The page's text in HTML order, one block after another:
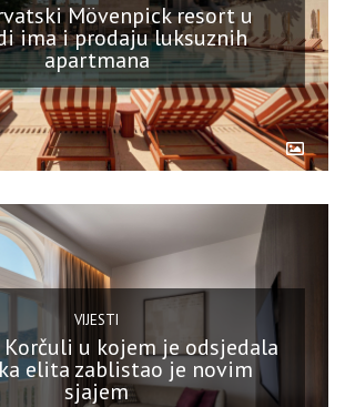
Mövenpick resort u
ima i prodaju luksuznih
apartmana
VIJESTI
u kojem je odsjedala
elita zablistao je novim
sjajem